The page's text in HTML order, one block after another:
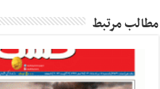
مطالب مرتبط